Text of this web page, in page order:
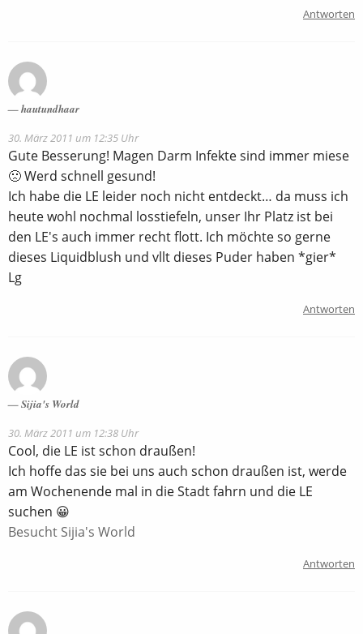
Antworten
hautundhaar
30. März 2011 um 12:35 Uhr
Gute Besserung! Magen Darm Infekte sind immer miese
🙁 Werd schnell gesund!
Ich habe die LE leider noch nicht entdeckt… da muss ich
heute wohl nochmal losstiefeln, unser Ihr Platz ist bei
den LE's auch immer recht flott. Ich möchte so gerne
dieses Liquidblush und vllt dieses Puder haben *gier*
Lg
Antworten
Sijia's World
30. März 2011 um 12:38 Uhr
Cool, die LE ist schon draußen!
Ich hoffe das sie bei uns auch schon draußen ist, werde
am Wochenende mal in die Stadt fahrn und die LE
suchen 😀
Besucht Sijia's World
Antworten